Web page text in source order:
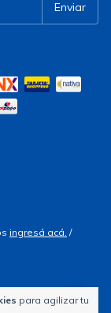
para agilizar tu
ingresá acá. /